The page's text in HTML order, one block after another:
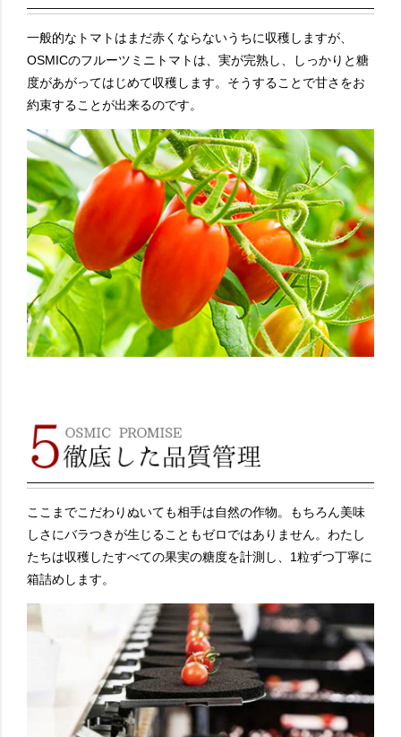
一般的なトマトはまだ赤くならないうちに収穫しますが、
OSMICのフルーツミニトマトは、実が完熟し、しっかりと糖
度があがってはじめて収穫します。そうすることで甘さをお
約束することが出来るのです。
ここまでこだわりぬいても相手は自然の作物。もちろん美味
しさにバラつきが生じることもゼロではありません。わたし
たちは収穫したすべての果実の糖度を計測し、1粒ずつ丁寧に
箱詰めします。